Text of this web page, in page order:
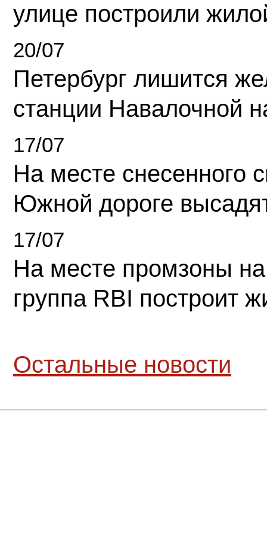
улице построили
20/07
Петербург лишится
станции Навалочной
17/07
На месте снесенного
Южной дороге
17/07
На месте промзоны
группа RBI построит
Остальные новости